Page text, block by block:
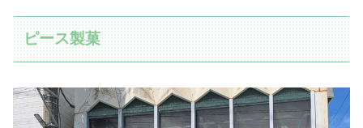
ピース製菓